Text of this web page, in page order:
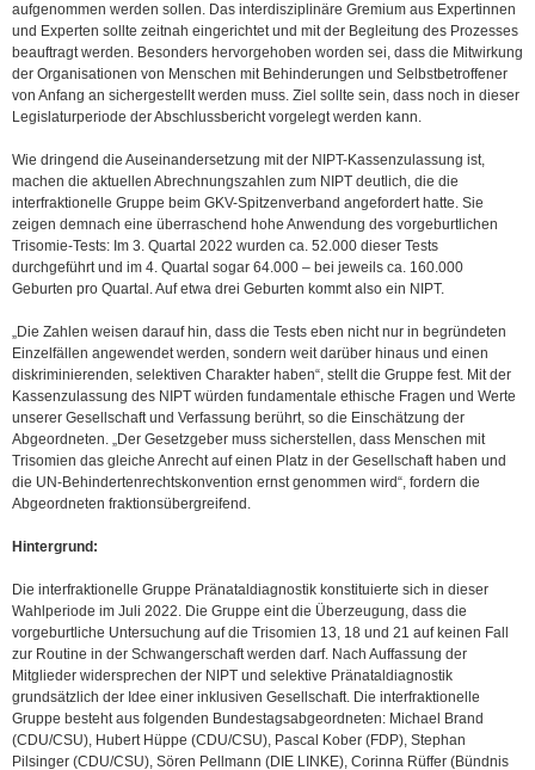
aufgenommen werden sollen. Das interdisziplinäre Gremium aus Expertinnen
und Experten sollte zeitnah eingerichtet und mit der Begleitung des Prozesses
beauftragt werden. Besonders hervorgehoben worden sei, dass die Mitwirkung
der Organisationen von Menschen mit Behinderungen und Selbstbetroffener
von Anfang an sichergestellt werden muss. Ziel sollte sein, dass noch in dieser
Legislaturperiode der Abschlussbericht vorgelegt werden kann.
Wie dringend die Auseinandersetzung mit der NIPT-Kassenzulassung ist,
machen die aktuellen Abrechnungszahlen zum NIPT deutlich, die die
interfraktionelle Gruppe beim GKV-Spitzenverband angefordert hatte. Sie
zeigen demnach eine überraschend hohe Anwendung des vorgeburtlichen
Trisomie-Tests: Im 3. Quartal 2022 wurden ca. 52.000 dieser Tests
durchgeführt und im 4. Quartal sogar 64.000 – bei jeweils ca. 160.000
Geburten pro Quartal. Auf etwa drei Geburten kommt also ein NIPT.
„Die Zahlen weisen darauf hin, dass die Tests eben nicht nur in begründeten
Einzelfällen angewendet werden, sondern weit darüber hinaus und einen
diskriminierenden, selektiven Charakter haben“, stellt die Gruppe fest. Mit der
Kassenzulassung des NIPT würden fundamentale ethische Fragen und Werte
unserer Gesellschaft und Verfassung berührt, so die Einschätzung der
Abgeordneten. „Der Gesetzgeber muss sicherstellen, dass Menschen mit
Trisomien das gleiche Anrecht auf einen Platz in der Gesellschaft haben und
die UN-Behindertenrechtskonvention ernst genommen wird“, fordern die
Abgeordneten fraktionsübergreifend.
Hintergrund:
Die interfraktionelle Gruppe Pränataldiagnostik konstituierte sich in dieser
Wahlperiode im Juli 2022. Die Gruppe eint die Überzeugung, dass die
vorgeburtliche Untersuchung auf die Trisomien 13, 18 und 21 auf keinen Fall
zur Routine in der Schwangerschaft werden darf. Nach Auffassung der
Mitglieder widersprechen der NIPT und selektive Pränataldiagnostik
grundsätzlich der Idee einer inklusiven Gesellschaft. Die interfraktionelle
Gruppe besteht aus folgenden Bundestagsabgeordneten: Michael Brand
(CDU/CSU), Hubert Hüppe (CDU/CSU), Pascal Kober (FDP), Stephan
Pilsinger (CDU/CSU), Sören Pellmann (DIE LINKE), Corinna Rüffer (Bündnis